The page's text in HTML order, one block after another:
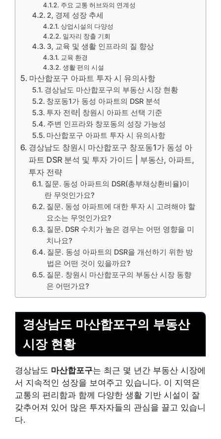
주요 교통 허브와의 연계성
2, 경제 성장 추세
상업시설의 다양성
일자리 창출 기회
3, 교육 및 생활 인프라의 질 향상
교육 환경
생활 편의 시설
마산합포구 아파트 투자 시 유의사항
경상남도 마산합포구의 부동산 시장 현황
창포동1가 동성 아파트의 DSR 분석
투자 전략| 창원시 아파트 선택 기준
주변 인프라와 창포동의 성장 가능성
마산합포구 아파트 투자 시 유의사항
경상남도 창원시 마산합포구 창포동1가 동성 아
파트 DSR 분석 및 투자 가이드 | 부동산, 아파트,
투자 전략
질문. 동성 아파트의 DSR(총부채상환비율)이
란 무엇인가요?
질문. 동성 아파트에 대한 투자 시 고려해야 할
요소는 무엇인가요?
질문. DSR 수치가 높은 경우는 어떤 영향을 미
치나요?
질문. 동성 아파트의 DSR을 개선하기 위한 방
법은 어떤 것이 있을까요?
질문. 창원시 마산합포구의 부동산 시장 동향
은 어떤가요?
경상남도 마산합포구의 부동산
시장 현황
경상남도 마산합포구는 최근 몇 년간 부동산 시장에
서 지속적인 성장을 보여주고 있습니다. 이 지역은
교통의 편리함과 함께 다양한 생활 기반 시설이 잘
갖추어져 있어 많은 투자자들의 관심을 끌고 있습니
다.